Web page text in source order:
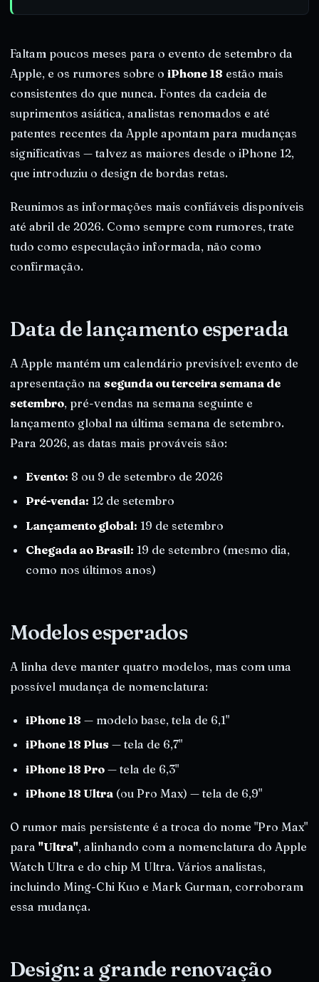
Faltam poucos meses para o evento de setembro da
Apple, e os rumores sobre o iPhone 18 estão mais
consistentes do que nunca. Fontes da cadeia de
suprimentos asiática, analistas renomados e até
patentes recentes da Apple apontam para mudanças
significativas — talvez as maiores desde o iPhone 12,
que introduziu o design de bordas retas.
Reunimos as informações mais confiáveis disponíveis
até abril de 2026. Como sempre com rumores, trate
tudo como especulação informada, não como
confirmação.
Data de lançamento esperada
A Apple mantém um calendário previsível: evento de
apresentação na segunda ou terceira semana de
setembro, pré-vendas na semana seguinte e
lançamento global na última semana de setembro.
Para 2026, as datas mais prováveis são:
Evento: 8 ou 9 de setembro de 2026
Pré-venda: 12 de setembro
Lançamento global: 19 de setembro
Chegada ao Brasil: 19 de setembro (mesmo dia,
como nos últimos anos)
Modelos esperados
A linha deve manter quatro modelos, mas com uma
possível mudança de nomenclatura:
iPhone 18 — modelo base, tela de 6,1"
iPhone 18 Plus — tela de 6,7"
iPhone 18 Pro — tela de 6,3"
iPhone 18 Ultra (ou Pro Max) — tela de 6,9"
O rumor mais persistente é a troca do nome "Pro Max"
para "Ultra", alinhando com a nomenclatura do Apple
Watch Ultra e do chip M Ultra. Vários analistas,
incluindo Ming-Chi Kuo e Mark Gurman, corroboram
essa mudança.
Design: a grande renovação